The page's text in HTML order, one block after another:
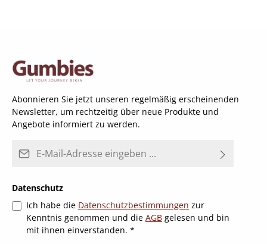
Abonnieren Sie jetzt unseren regelmäßig erscheinenden
Newsletter, um rechtzeitig über neue Produkte und
Angebote informiert zu werden.
Datenschutz
Ich habe die Datenschutzbestimmungen zur
Kenntnis genommen und die AGB gelesen und bin
mit ihnen einverstanden. *